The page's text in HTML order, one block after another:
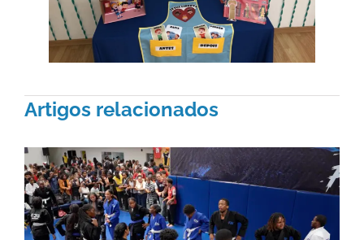
Artigos relacionados